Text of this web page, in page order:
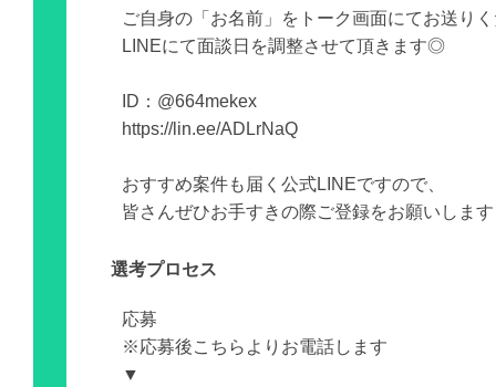
ご自身の「お名前」をトーク画面にてお送り
LINEにて面談日を調整させて頂きます◎
ID：@664mekex
https://lin.ee/ADLrNaQ
おすすめ案件も届く公式LINEですので、
皆さんぜひお手すきの際ご登録をお願いしま
選考プロセス
応募
※応募後こちらよりお電話します
▼